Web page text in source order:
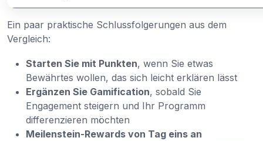
Ein paar praktische Schlussfolgerungen aus dem
Vergleich:
Starten Sie mit Punkten, wenn Sie etwas
Bewährtes wollen, das sich leicht erklären lässt
Ergänzen Sie Gamification, sobald Sie
Engagement steigern und Ihr Programm
differenzieren möchten
Meilenstein-Rewards von Tag eins an